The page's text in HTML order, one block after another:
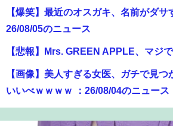
【爆笑】最近のオスガキ、名前がダサ
26/08/05のニュース
【悲報】Mrs. GREEN APPLE、マジ
【画像】美人すぎる女医、ガチで見
いいべｗｗｗｗ ：26/08/04のニュース